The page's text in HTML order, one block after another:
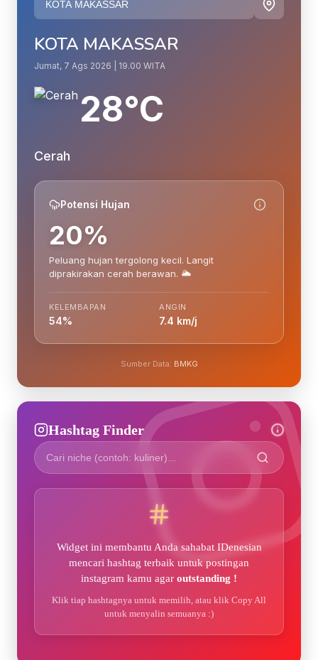
KOTA MAKASSAR
Jumat, 7 Ags 2026 | 19.00 WITA
28°C
Cerah
Potensi Hujan
20%
Peluang hujan tergolong kecil. Langit
diprakirakan cerah berawan. 🌥️
KELEMBAPAN
54%
ANGIN
7.4 km/j
Sumber Data: BMKG
Hashtag Finder
Widget ini membantu Anda sahabat IDenesian
mencari hashtag terbaik untuk postingan
instagram kamu agar outstanding !
Klik tiap hashtagnya untuk memilih, atau klik Copy All
untuk menyalin semuanya :)